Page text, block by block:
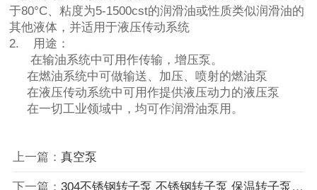
于80°C、粘度为5-1500cst的润滑油或性质类似润滑油的
其他液体，并适用于液压传动系统
2. 用途：
在输油系统中可用作传输，增压泵。
在燃油系统中可做输送、加压、喷射的燃油泵
在液压传动系统中可用作提供液压动力的液压泵
在一切工业领域中，均可作润滑油泵用。
上一篇： 真空泵
下一篇： 304不锈钢转子泵 不锈钢转子泵 保温转子泵发货通